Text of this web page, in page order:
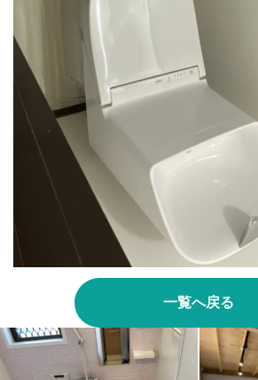
一覧へ戻る